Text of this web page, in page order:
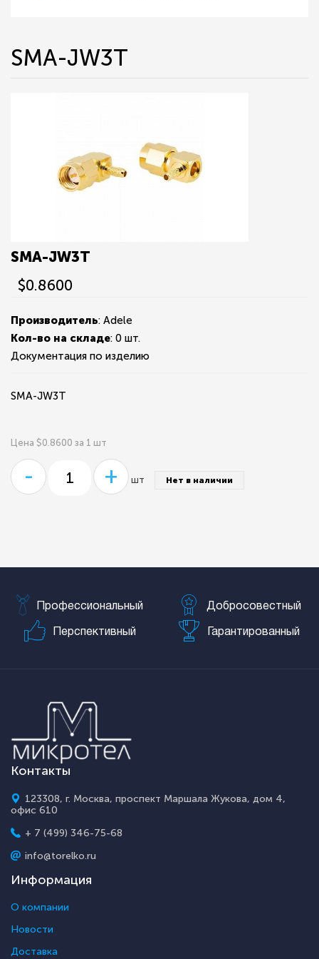
SMA-JW3T
SMA-JW3T
$0.8600
Производитель: Adele
Кол-во на складе: 0 шт.
Документация по изделию
SMA-JW3T
Цена $0.8600 за 1 шт
- + шт Нет в наличии
Профессиональный Добросовестный
Перспективный Гарантированный
Контакты
123308, г. Москва, проспект Маршала Жукова, дом 4,
офис 610
+ 7 (499) 346-75-68
info@torelko.ru
Информация
О компании
Новости
Доставка